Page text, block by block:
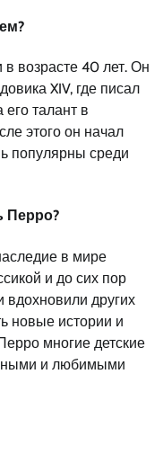
возрасте 40 лет. Он
XIV, где писал
талант в
этого он начал
популярны среди
Перро?
в мире
и до сих пор
вдохновили других
новые истории и
многие детские
и любимыми